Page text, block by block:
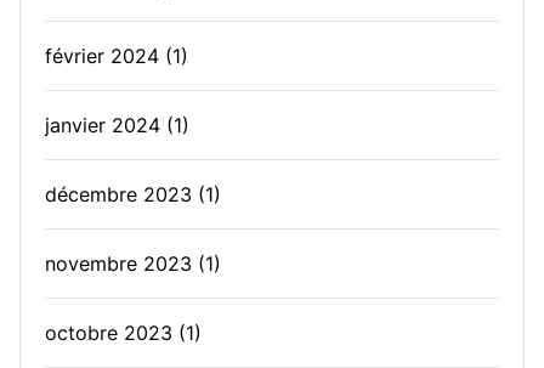
février 2024 (1)
janvier 2024 (1)
décembre 2023 (1)
novembre 2023 (1)
octobre 2023 (1)